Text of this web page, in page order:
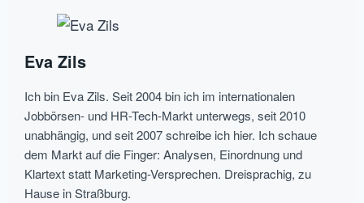
Eva Zils
Ich bin Eva Zils. Seit 2004 bin ich im internationalen
Jobbörsen- und HR-Tech-Markt unterwegs, seit 2010
unabhängig, und seit 2007 schreibe ich hier. Ich schaue
dem Markt auf die Finger: Analysen, Einordnung und
Klartext statt Marketing-Versprechen. Dreisprachig, zu
Hause in Straßburg.